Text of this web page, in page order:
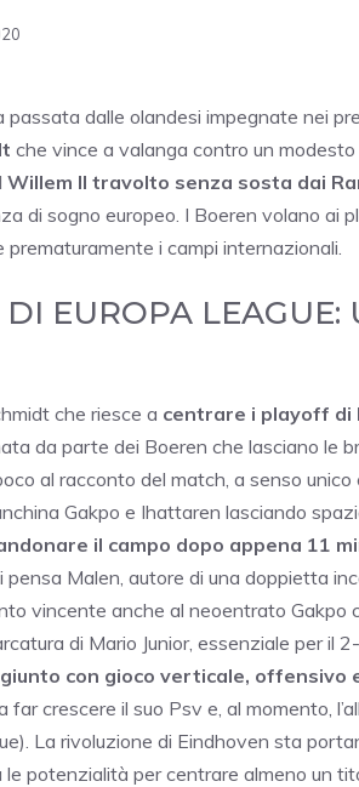
dalle olandesi impegnate nei
che vince a valanga contro un
Willem II travolto senza sosta dai
di sogno europeo. I Boeren volano ai
i campi internazionali.
EUROPA
che riesce a centrare i playoff di
da parte dei Boeren che lasciano le
al racconto del match, a senso unico
Gakpo e Ihattaren lasciando
il campo dopo appena 11
pensa Malen, autore di una doppietta
vincente anche al neoentrato Gakpo
di Mario Junior, essenziale per il
con gioco verticale, offensivo
far crescere il suo Psv e, al momento,
La rivoluzione di Eindhoven sta
potenzialità per centrare almeno un